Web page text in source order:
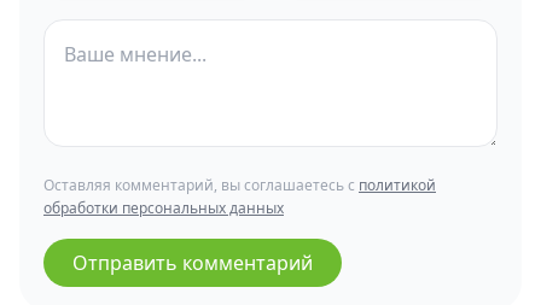
Оставляя комментарий, вы соглашаетесь с политикой
обработки персональных данных
Отправить комментарий